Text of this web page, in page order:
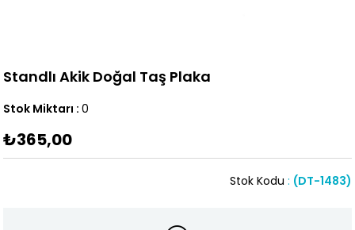
Standlı Akik Doğal Taş Plaka
Stok Miktarı : 0
₺365,00
(DT-1483)
Stok Kodu